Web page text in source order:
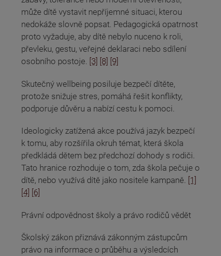
může dítě vystavit nepříjemné situaci, kterou
nedokáže slovně popsat. Pedagogická opatrnost
proto vyžaduje, aby dítě nebylo nuceno k roli,
převleku, gestu, veřejné deklaraci nebo sdílení
osobního postoje. [3] [8] [9]
Skutečný wellbeing posiluje bezpečí dítěte,
protože snižuje stres, pomáhá řešit konflikty,
podporuje důvěru a nabízí cestu k pomoci.
Ideologicky zatížená akce používá jazyk bezpečí
k tomu, aby rozšířila okruh témat, která škola
předkládá dětem bez předchozí dohody s rodiči.
Tato hranice rozhoduje o tom, zda škola pečuje o
dítě, nebo využívá dítě jako nositele kampaně. [1]
[4]
[6]
Právní odpovědnost školy a právo rodičů vědět
Školský zákon přiznává zákonným zástupcům
právo na informace o průběhu a výsledcích